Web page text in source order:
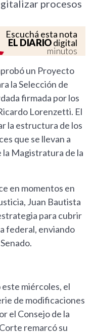
procesos
Escuchá esta nota
EL DIARIOdigital
minutos
un Proyecto
la Selección de
firmada por los
Lorenzetti. El
la estructura de los
que se llevan a
la Magistratura de la
en momentos en
Juan Bautista
para cubrir
federal, enviando
miércoles, el
de modificaciones
el Consejo de la
remarcó su